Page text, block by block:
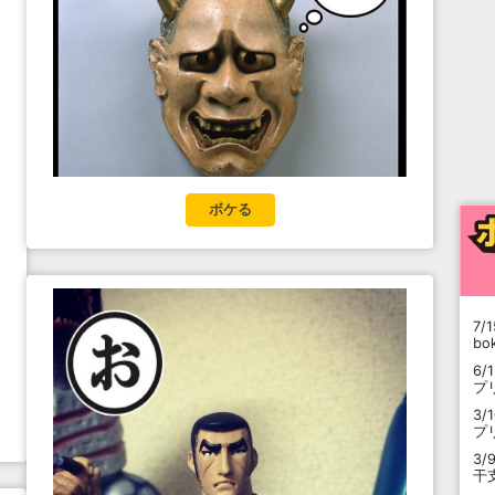
ボケる
7/
6/
プ
3/
プ
3/9
干